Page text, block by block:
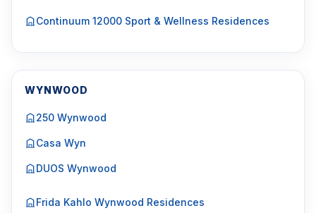
Continuum 12000 Sport & Wellness Residences
WYNWOOD
250 Wynwood
Casa Wyn
DUOS Wynwood
Frida Kahlo Wynwood Residences